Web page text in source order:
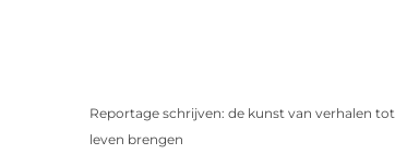
Reportage schrijven: de kunst van verhalen tot
leven brengen